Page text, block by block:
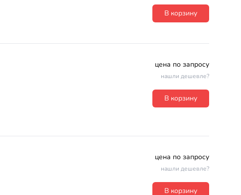
В корзину
цена по запросу
нашли дешевле?
В корзину
цена по запросу
нашли дешевле?
В корзину